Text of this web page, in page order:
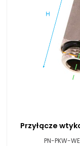
Przyłącze
PN-PKW-